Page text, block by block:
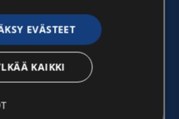
EVÄSTEET
KAIKKI